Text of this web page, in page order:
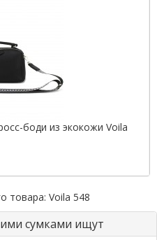
боди из экокожи Voila
товара: Voila 548
сумками ищут